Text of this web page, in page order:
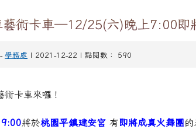
術卡車─12/25(六)晚上7:00即
- 學務處 | 2021-12-22 | 點閱數： 590
術卡車來囉！
將於桃園平鎮建安宮 有 即將成真火舞團 的